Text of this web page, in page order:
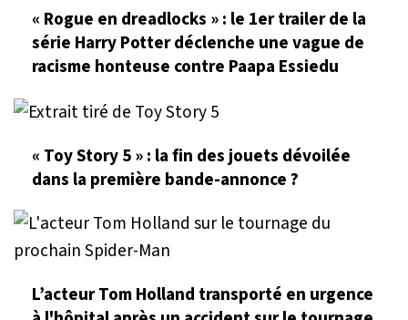
« Rogue en dreadlocks » : le 1er trailer de la
série Harry Potter déclenche une vague de
racisme honteuse contre Paapa Essiedu
« Toy Story 5 » : la fin des jouets dévoilée
dans la première bande-annonce ?
L’acteur Tom Holland transporté en urgence